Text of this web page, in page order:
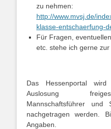
zu nehmen:
http://www.mvsj.de/
klasse-entschaerfung-
Für Fragen,
etc. stehe ich gerne zur
Das Hessenportal
Auslosung
Mannschaftsführer und
nachgetragen werden.
Angaben.